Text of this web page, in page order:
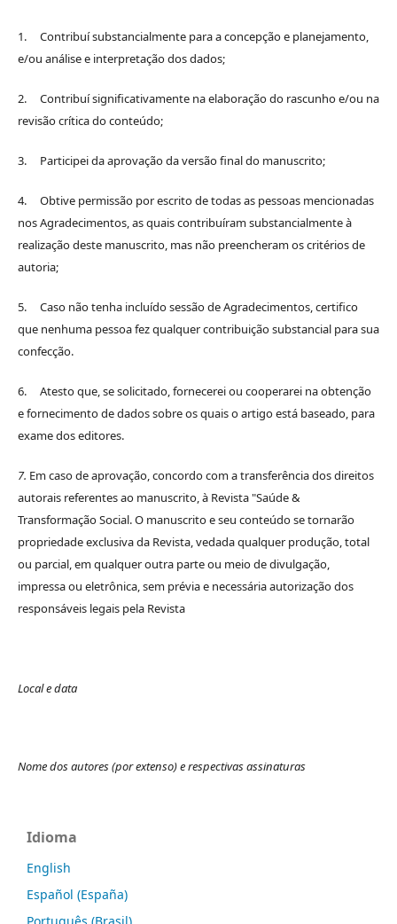
1. Contribuí substancialmente para a concepção e planejamento,
e/ou análise e interpretação dos dados;
2. Contribuí significativamente na elaboração do rascunho e/ou na
revisão crítica do conteúdo;
3. Participei da aprovação da versão final do manuscrito;
4. Obtive permissão por escrito de todas as pessoas mencionadas
nos Agradecimentos, as quais contribuíram substancialmente à
realização deste manuscrito, mas não preencheram os critérios de
autoria;
5. Caso não tenha incluído sessão de Agradecimentos, certifico
que nenhuma pessoa fez qualquer contribuição substancial para sua
confecção.
6. Atesto que, se solicitado, fornecerei ou cooperarei na obtenção
e fornecimento de dados sobre os quais o artigo está baseado, para
exame dos editores.
7. Em caso de aprovação, concordo com a transferência dos direitos
autorais referentes ao manuscrito, à Revista "Saúde &
Transformação Social. O manuscrito e seu conteúdo se tornarão
propriedade exclusiva da Revista, vedada qualquer produção, total
ou parcial, em qualquer outra parte ou meio de divulgação,
impressa ou eletrônica, sem prévia e necessária autorização dos
responsáveis legais pela Revista
Local e data
Nome dos autores (por extenso) e respectivas assinaturas
Idioma
English
Español (España)
Português (Brasil)